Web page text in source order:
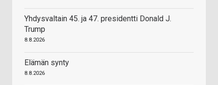
Yhdysvaltain 45. ja 47. presidentti Donald J.
Trump
8.8.2026
Elämän synty
8.8.2026